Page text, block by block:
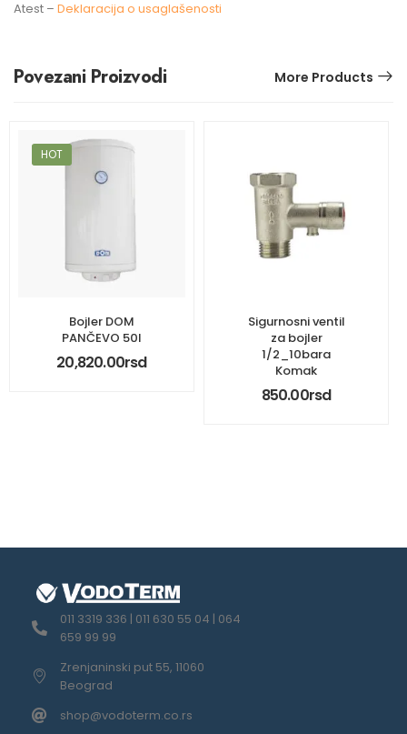
Atest – Deklaracija o usaglašenosti
Povezani Proizvodi More Products
HOT
Bojler DOM
PANČEVO 50l
20,820.00rsd
Sigurnosni ventil
za bojler
1/2_10bara
Komak
850.00rsd
011 3319 336 | 011 630 55 04 | 064
659 99 99
Zrenjaninski put 55, 11060
Beograd
shop@vodoterm.co.rs